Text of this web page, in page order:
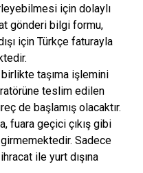
için dolaylı
gönderi bilgi formu,
için Türkçe faturayla
taşıma işlemini
teslim edilen
de başlamış olacaktır.
fuara geçici çıkış gibi
Sadece
ile yurt dışına